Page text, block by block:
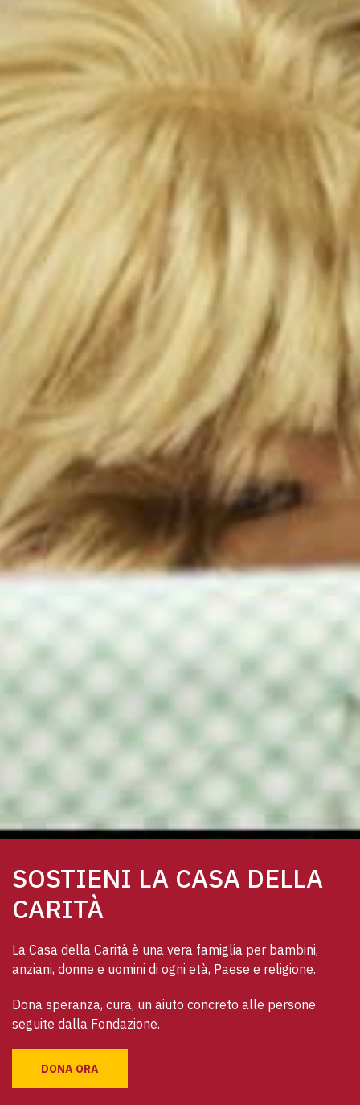
SOSTIENI LA CASA DELLA
CARITÀ
La Casa della Carità è una vera famiglia per bambini,
anziani, donne e uomini di ogni età, Paese e religione.
Dona speranza, cura, un aiuto concreto alle persone
seguite dalla Fondazione.
DONA ORA